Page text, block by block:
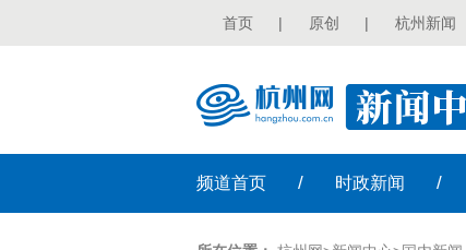
首页 | 原创 | 杭州新闻
频道首页 / 时政新闻 /